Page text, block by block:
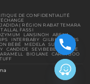
DE CONFIDENTIALITÉ
( RÉGION RABAT TEMARA
ALLAL FASSI
LANSINOH
ABENA
INTERBABY GILBERT
BIBS
BÉBÉ MEDELA
SUAVINEX
CANDIDE SEVIBEBE
URIAGE
BIOLANE
CARRYBOO